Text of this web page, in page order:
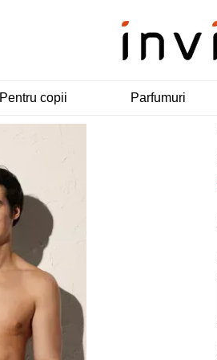
Pentru copii Parfumuri